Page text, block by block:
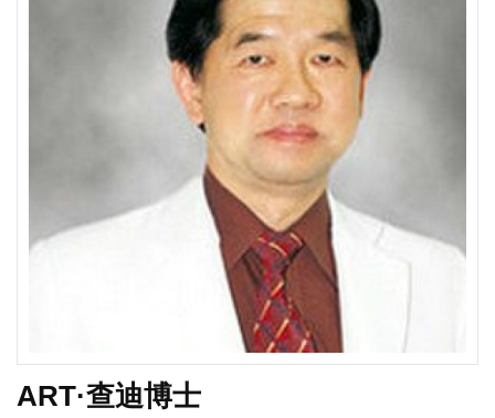
ART·查迪博士